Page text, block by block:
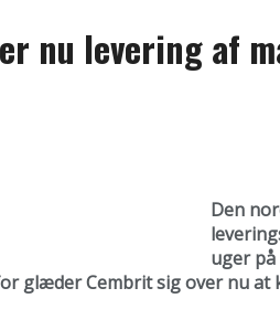
nu levering af
Den
uger
glæder Cembrit sig over nu